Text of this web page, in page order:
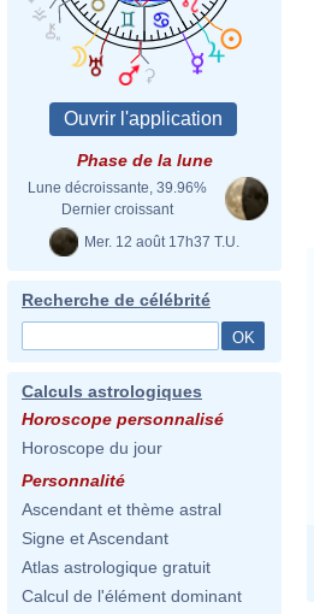
Phase de la lune
Lune décroissante, 39.96%
Dernier croissant
Mer. 12 août 17h37 T.U.
Recherche de célébrité
Calculs astrologiques
Horoscope personnalisé
Horoscope du jour
Personnalité
Ascendant et thème astral
Signe et Ascendant
Atlas astrologique gratuit
Calcul de l'élément dominant